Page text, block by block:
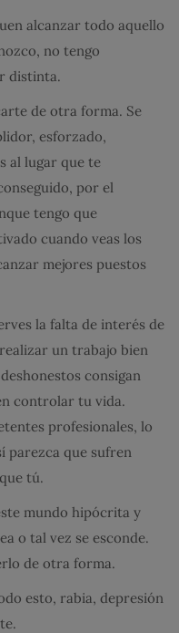
alcanzar todo aquello
no tengo
distinta.
de otra forma. Se
esforzado,
al lugar que te
por el
tengo que
cuando veas los
mejores puestos
la falta de interés de
un trabajo bien
consigan
controlar tu vida.
profesionales, lo
parezca que sufren
tú.
mundo hipócrita y
o tal vez se esconde.
de otra forma.
esto, rabia, depresión